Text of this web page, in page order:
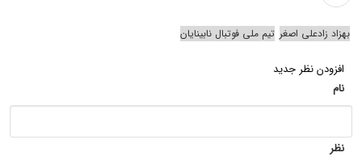
بهزاد زادعلی اصغر تیم ملی فوتبال نابینایان
افزودن نظر جدید
نام
نظر